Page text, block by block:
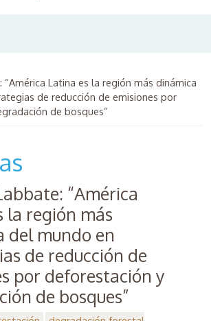
“América Latina es la región más dinámica
de reducción de emisiones por
de bosques”
“América
la región más
del mundo en
de reducción de
por deforestación y
de bosques”